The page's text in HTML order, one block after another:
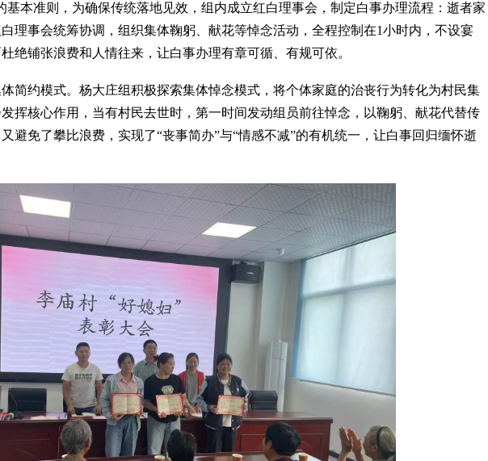
基本准则 ， 为确保传统落地见效，组内成立红白理事会，制定白事办理流程：逝者家
理事会统筹协调，组织集体鞠躬、献花等悼念活动，全程控制在1小时内，不设宴
绝铺张浪费和人情往来 ， 让白事办理有章可循、有规可依。
简约模式。 杨大庄组积极探索集体悼念模式，将个体家庭的治丧行为转化为村民集
挥核心作用，当有村民去世时，第一时间发动组员前往悼念，以鞠躬、献花代替传
避免了攀比浪费，实现了“丧事简办”与“情感不减”的有机统一，让白事回归缅怀逝